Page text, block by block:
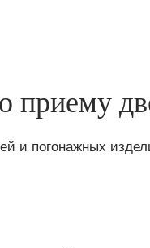
приему
и погонажных